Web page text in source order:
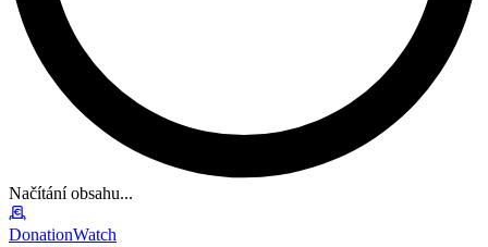
Načítání obsahu...
DonationWatch